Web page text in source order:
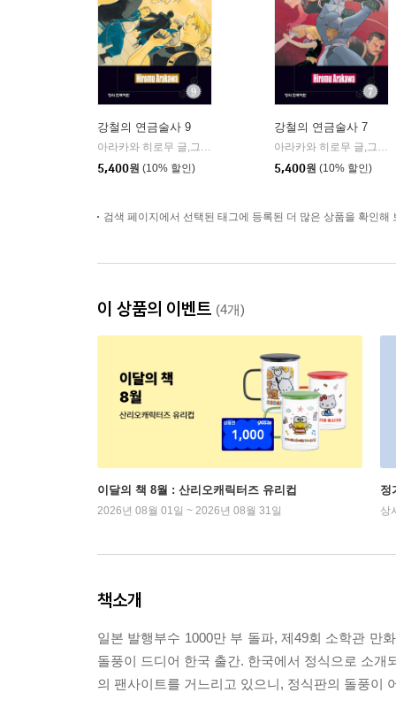
강철의 연금술사 9
아라카와 히로무 글,그림
5,400원 (10% 할인)
강철의 연금술사 7
아라카와 히로무 글,그림
5,400원 (10% 할인)
검색 페이지에서 선택된 태그에 등록된 더 많은 상품을 확인해
이 상품의 이벤트 (4개)
이달의 책 8월 : 산리오캐릭터즈 유리컵
2026년 08월 01일 ~ 2026년 08월 31일
정
상
책소개
일본 발행부수 1000만 부 돌파, 제49회 소학관 만
돌풍이 드디어 한국 출간. 한국에서 정식으로 소개
의 팬사이트를 거느리고 있으니, 정식판의 돌풍이